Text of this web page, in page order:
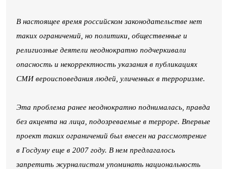
В настоящее время российском законодательстве нет
таких ограничений, но политики, общественные и
религиозные деятели неоднократно подчеркивали
опасность и некорректность указания в публикациях
СМИ вероисповедания людей, уличенных в терроризме.
Эта проблема ранее неоднократно поднималась, правда
без акцента на лица, подозреваемые в терроре. Впервые
проект таких ограничений был внесен на рассмотрение
в Госдуму еще в 2007 году. В нем предлагалось
запретить журналистам упоминать национальность